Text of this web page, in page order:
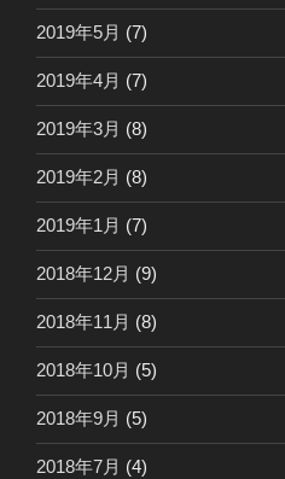
2019年5月 (7)
2019年4月 (7)
2019年3月 (8)
2019年2月 (8)
2019年1月 (7)
2018年12月 (9)
2018年11月 (8)
2018年10月 (5)
2018年9月 (5)
2018年7月 (4)